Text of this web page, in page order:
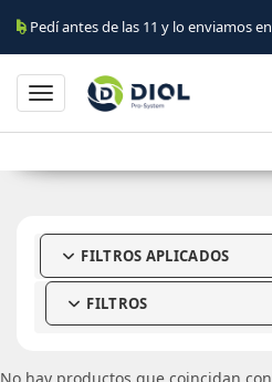
Pedí antes de las 11 y lo enviamos en el
Toggle navigation
FILTROS APLICADOS
FILTROS